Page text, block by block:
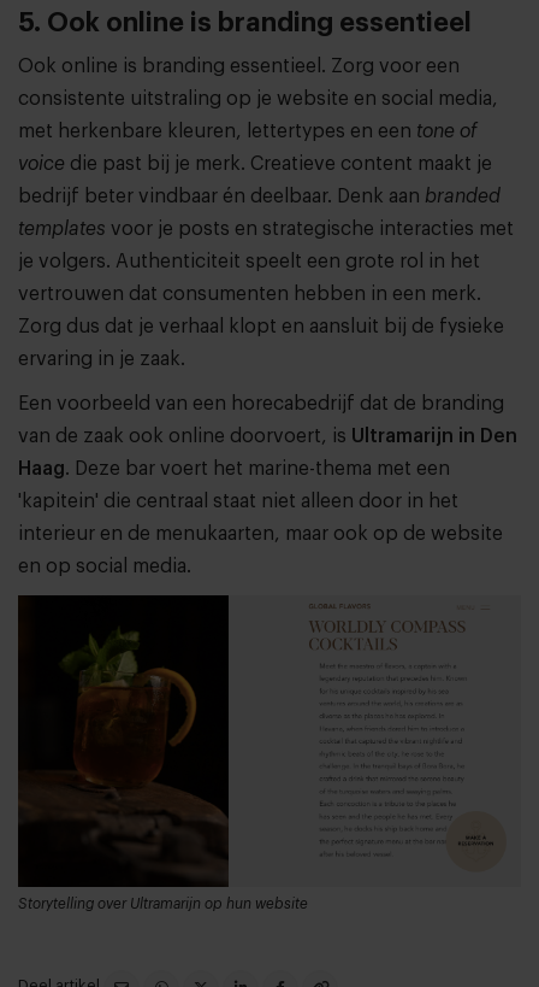
5. Ook online is branding essentieel
Ook online is branding essentieel. Zorg voor een
consistente uitstraling op je website en social media,
met herkenbare kleuren, lettertypes en een tone of
voice die past bij je merk. Creatieve content maakt je
bedrijf beter vindbaar én deelbaar. Denk aan branded
templates voor je posts en strategische interacties met
je volgers. Authenticiteit speelt een grote rol in het
vertrouwen dat consumenten hebben in een merk.
Zorg dus dat je verhaal klopt en aansluit bij de fysieke
ervaring in je zaak.
Een voorbeeld van een horecabedrijf dat de branding
van de zaak ook online doorvoert, is Ultramarijn in Den
Haag. Deze bar voert het marine-thema met een
'kapitein' die centraal staat niet alleen door in het
interieur en de menukaarten, maar ook op de website
en op social media.
Storytelling over Ultramarijn op hun website